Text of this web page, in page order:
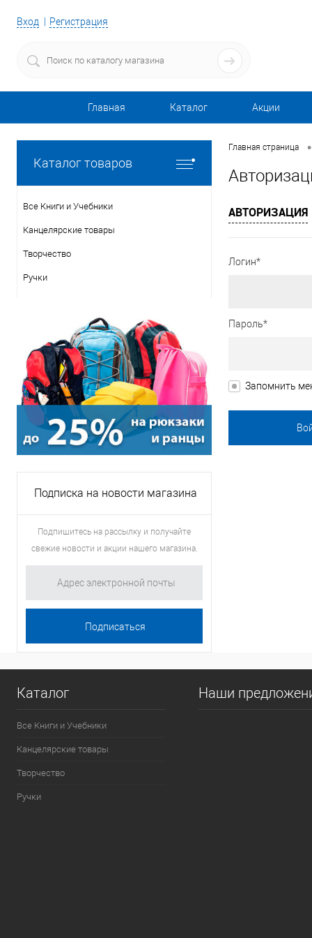
Вход Регистрация
Главная Каталог Акции
Каталог товаров
Все Книги и Учебники
Канцелярские товары
Творчество
Ручки
Подписка на новости магазина
Подпишитесь на рассылку и получайте
свежие новости и акции нашего магазина.
Главная страница •
АВТОРИЗАЦИЯ
Логин*
Пароль*
Запомнить
Каталог
Все Книги и Учебники
Канцелярские товары
Творчество
Ручки
Наши